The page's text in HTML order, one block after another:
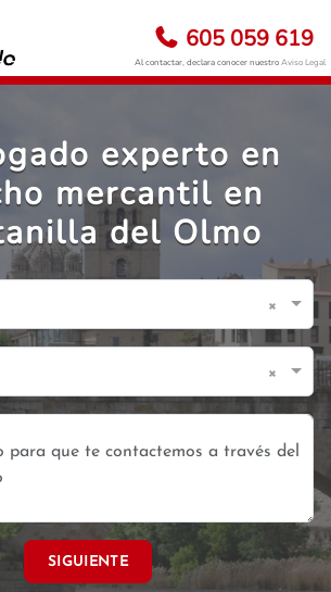
605 059 619
Al contactar, declara conocer nuestroAviso Legal
experto en
mercantil en
del Olmo
×
×
SIGUIENTE